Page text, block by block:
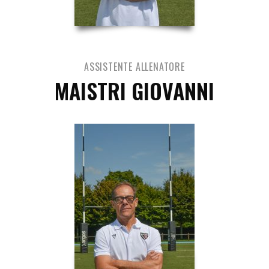
ASSISTENTE ALLENATORE
MAISTRI GIOVANNI